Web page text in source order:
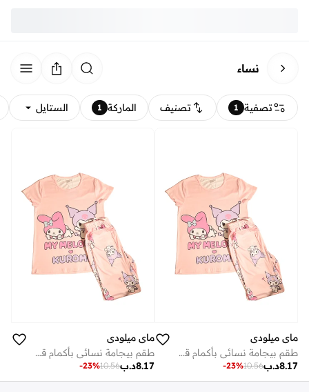
نساء
تصفية 1 تصنيف الماركة 1 الستايل
ماي ميلودي
طقم بيجامة نسائي بأكمام قصيرة من ماي ميلودي، بوليستر حريري
د.ب8.17
10.56
-23%
ماي ميلودي
طقم بيجامة نسائي بأكمام قصيرة من ماي ميلودي، بوليستر حريري
د.ب8.17
10.56
-23%